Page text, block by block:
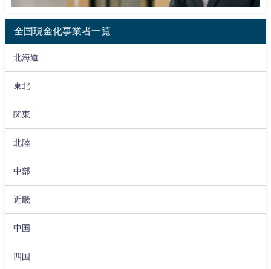
全国現金化事業者一覧
北海道
東北
関東
北陸
中部
近畿
中国
四国